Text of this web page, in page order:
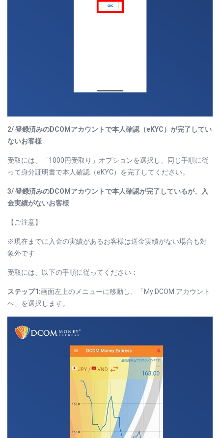
2/登録済みのDCOMアカウントで本人確認（eKYC）が完了してい
ないお客様
受取には、「1000円受取り」オプションを選択し、同じ手順に従
って身分証明書で本人確認（eKYC）を完了してください。
3/登録済みのDCOMアカウントで本人確認が完了しているが、入
金実績がないお客様
【ご注意】
※現在までに入金の実績があるお客様は送金実績がない場合も対
象外です
受取には、以下の手順に従ってください：
ステップ1:画面左上のメニューに移動し、「My DCOM アカウント
へ」を選択します。